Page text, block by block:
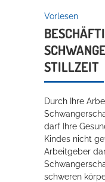
Bildung
Willkommen in Hockenheim
Vorlesen
STILLZEIT
Durch Ihre
darf Ihre
Kindes nicht
Arbeitgeber
schweren